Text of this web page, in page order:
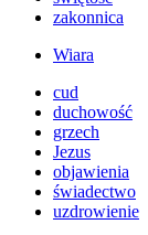
zakonnica
Wiara
cud
duchowość
grzech
Jezus
objawienia
świadectwo
uzdrowienie